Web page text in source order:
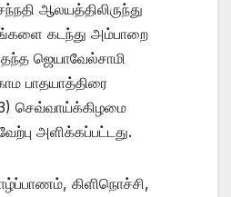
ஆலயத்திலிருந்து
கடந்து அம்பாறை
ஜெயாவேல்சாமி
பாதயாத்திரை
செவ்வாய்க்கிழமை
அளிக்கப்பட்டது.
கிளிநொச்சி,